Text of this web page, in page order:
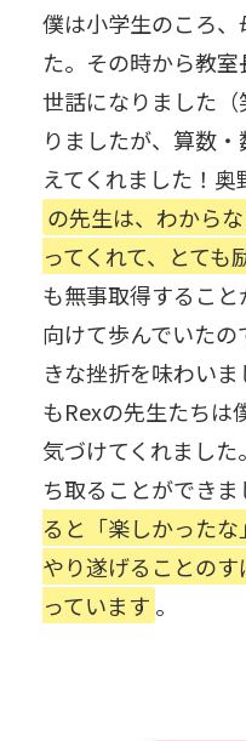
僕は小学生のころ
た。その時から教
世話になりました
りましたが、算数
えてくれました！奥
の先生は、わから
ってくれて、とても
も無事取得するこ
向けて歩んでいた
きな挫折を味わい
もRexの先生たちは
気づけてくれまし
ち取ることができま
ると「楽しかった
やり遂げることの
っています 。